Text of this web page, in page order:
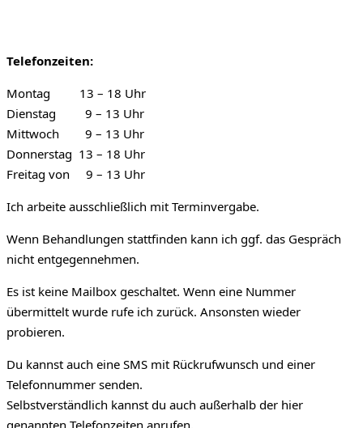
Telefonzeiten:
Montag 13 – 18 Uhr
Dienstag 9 – 13 Uhr
Mittwoch 9 – 13 Uhr
Donnerstag 13 – 18 Uhr
Freitag von 9 – 13 Uhr
Ich arbeite ausschließlich mit Terminvergabe.
Wenn Behandlungen stattfinden kann ich ggf. das Gespräch
nicht entgegennehmen.
Es ist keine Mailbox geschaltet. Wenn eine Nummer
übermittelt wurde rufe ich zurück. Ansonsten wieder
probieren.
Du kannst auch eine SMS mit Rückrufwunsch und einer
Telefonnummer senden.
Selbstverständlich kannst du auch außerhalb der hier
genannten Telefonzeiten anrufen.